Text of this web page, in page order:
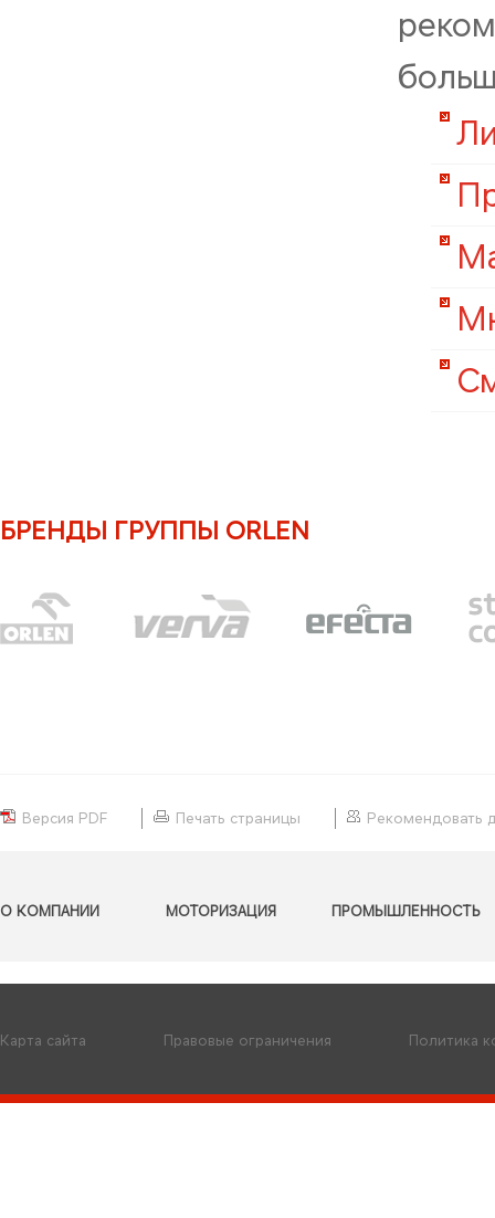
БРЕНДЫ ГРУППЫ ORLEN
Версия PDF Печать страницы Рекомендовать
О КОМПАНИИ МОТОРИЗАЦИЯ ПРОМЫШЛЕННОСТЬ
Карта сайта Правовые ограничения Политика